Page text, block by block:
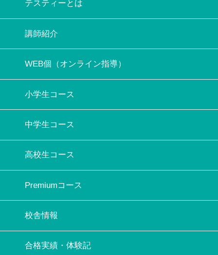
テスティーとは
講師紹介
WEB個（オンライン指導）
小学生コース
中学生コース
高校生コース
Premiumコース
校舎情報
合格実績・体験記